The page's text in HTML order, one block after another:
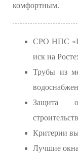
комфортным.
СРО НПС
иск на
Трубы из
Защита
Критерии
Лучшие